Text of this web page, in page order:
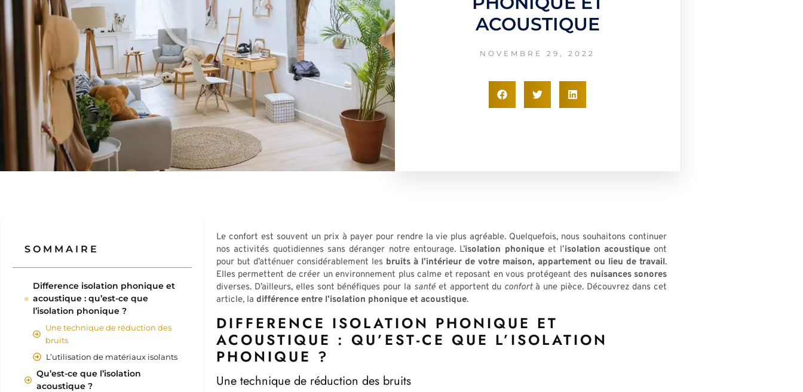
ACOUSTIQUE
NOVEMBRE 29, 2022
SOMMAIRE
Difference isolation phonique et
acoustique : qu’est-ce que
l’isolation phonique ?
Une technique de réduction des
bruits
L’utilisation de matériaux isolants
Qu’est-ce que l’isolation
acoustique ?
Le confort est souvent un prix à payer pour rendre la vie plus agréable. Quelquefois, nous souhaitons continuer
nos activités quotidiennes sans déranger notre entourage. L’isolation phoniqueet l’isolation acoustiqueont
pour but d’atténuer considérablement les bruits à l’intérieur de votre maison, appartement ou lieu de travail.
Elles permettent de créer un environnement plus calme et reposant en vous protégeant des nuisances sonores
diverses. D’ailleurs, elles sont bénéfiques pour la santéet apportent du confortà une pièce. Découvrez dans cet
article, la différence entre l’isolation phonique et acoustique.
DIFFERENCE ISOLATION PHONIQUE ET
ACOUSTIQUE : QU’EST-CE QUE L’ISOLATION
PHONIQUE ?
Une technique de réduction des bruits